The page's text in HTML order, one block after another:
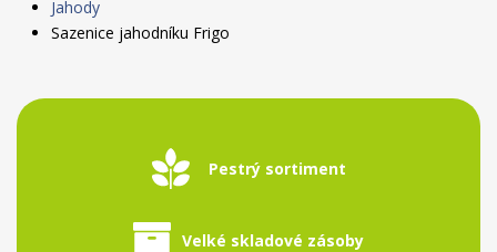
Jahody
Sazenice jahodníku Frigo
Pestrý sortiment
Velké skladové zásoby